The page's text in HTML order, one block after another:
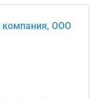
компания, ООО